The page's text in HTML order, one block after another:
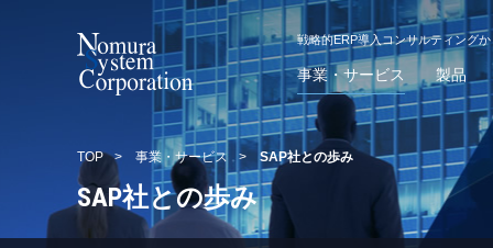
戦略的ERP導入コンサルティング
事業・サービス 製品
TOP > 事業・サービス > SAP社との歩み
SAP社との歩み